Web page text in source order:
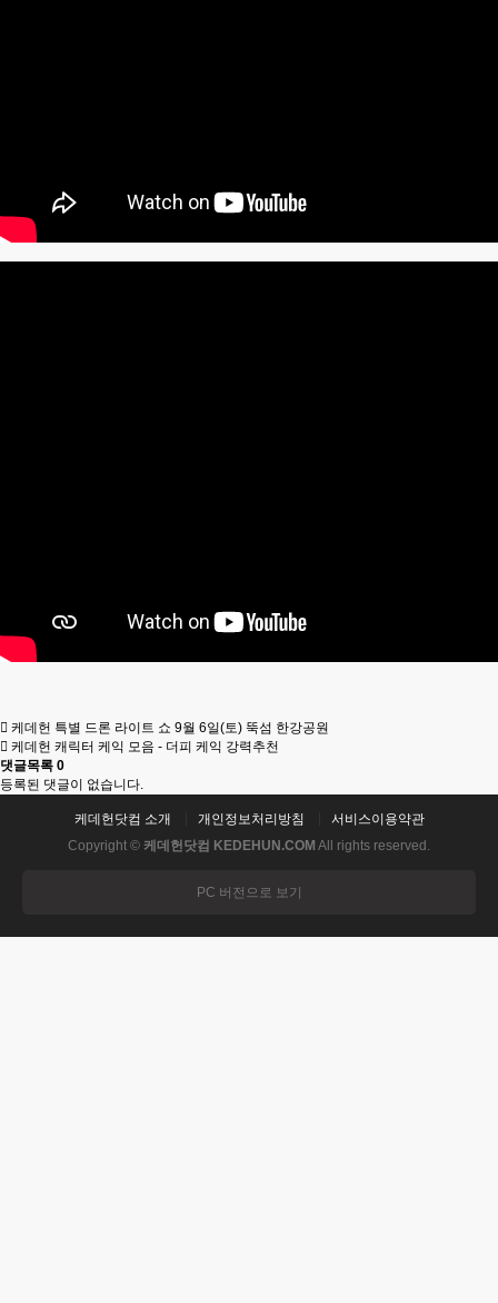
케데헌 특별 드론 라이트 쇼 9월 6일(토) 뚝섬 한강공원
케데헌 캐릭터 케익 모음 - 더피 케익 강력추천
댓글목록 0
등록된 댓글이 없습니다.
케데헌닷컴 소개 개인정보처리방침
서비스이용약관
Copyright © 케데헌닷컴 KEDEHUN.COM All rights reserved.
PC 버전으로 보기